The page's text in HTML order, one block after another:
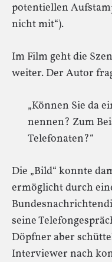
potentiellen
nicht mit“).
Im Film geht die
weiter. Der Autor
„Können Sie da
nennen? Zum
Telefonaten?“
Die „Bild“ konnte
ermöglicht durch
seine
Döpfner aber
Interviewer nach